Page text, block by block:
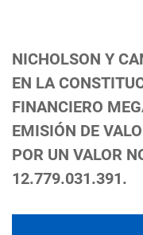
NICHOLSON Y
EN LA
FINANCIERO
EMISIÓN DE
POR UN VALOR
12.779.031.391.